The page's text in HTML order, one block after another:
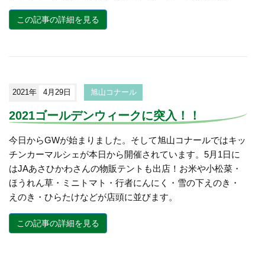
この記事の詳細を見る
2021年 4月29日 旭山コナール
2021ゴールデンウィークに突入！！
今日からGWが始まりました。そして旭山コナールではキッ
チンカーマルシェが本日から開催されています。5月1日に
はJAあさひかわさんの物販テントも出店！お米や小松菜・
ほうれん草・ミニトマト・行者にんにく・雪の下えのき・
えのき・ひらたけなどが店頭に並びます。
この記事の詳細を見る